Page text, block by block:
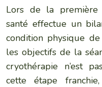
Lors de la première
santé effectue un
condition physique
les objectifs de la
cryothérapie n’est
cette étape